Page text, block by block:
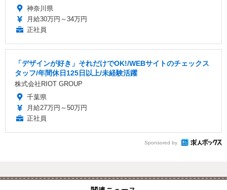
神奈川県
月給30万円～34万円
正社員
「デザインが好き」それだけでOK!/WEBサイトのチェックス
タッフ/年間休日125日以上/未経験活躍
株式会社RIOT GROUP
千葉県
月給27万円～50万円
正社員
Sponsored by